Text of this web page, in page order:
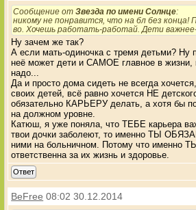
Сообщение отЗвезда по имени Солнце:
никому не понравится, что на бл без конца!
во. Хочешь работать-работай. Дети
Ну зачем же так?
А если мать-одиночка с тремя детьми? Ну
неё может дети и САМОЕ главное в жизни,
надо...
Да и просто дома сидеть не всегда
своих детей, всё равно хочется НЕ
обязательно КАРЬЕРУ делать, а хотя бы
на должном уровне.
Катюш, я уже поняла, что ТЕБЕ карьера
твои дочки заболеют, то именно ТЫ
ними на больничном. Потому что именно
ответственна за их жизнь и здоровье.
Ответ
BeFree 08:02 30.12.2014